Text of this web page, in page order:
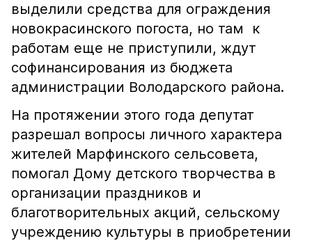
выделили средства для ограждения
новокрасинского погоста, но там к
работам еще не приступили, ждут
софинансирования из бюджета
администрации Володарского района.
На протяжении этого года депутат
разрешал вопросы личного характера
жителей Марфинского сельсовета,
помогал Дому детского творчества в
организации праздников и
благотворительных акций, сельскому
учреждению культуры в приобретении